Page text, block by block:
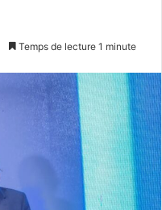
Temps de lecture 1 minute